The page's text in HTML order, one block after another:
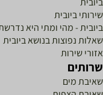
ביובית
- מהי ומתי היא נדרשת
נפוצות בנושא ביובית
שירות
מים